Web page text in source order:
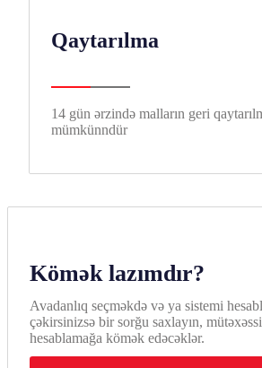
Qaytarılma
14 gün ərzində malların geri
mümkünndür
Kömək lazımdır?
Avadanlıq seçməkdə və ya sistemi
çəkirsinizsə bir sorğu saxlayın,
hesablamağa kömək edəcəklər.